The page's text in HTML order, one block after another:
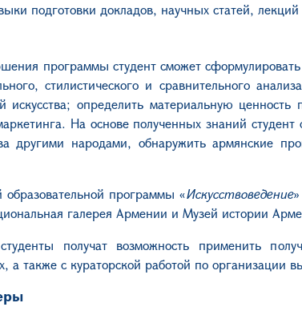
подготовки докладов, научных статей,
программы студент сможет
стилистического и сравнительного
искусства; определить материальную
На основе полученных знаний
другими народами, обнаружить армянские
образовательной программы «Искусствоведение
галерея Армении и Музей истории
получат возможность применить
также с кураторской работой по организации